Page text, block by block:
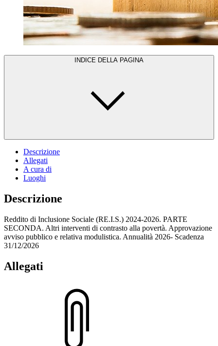
INDICE DELLA PAGINA
Descrizione
Allegati
A cura di
Luoghi
Descrizione
Reddito di Inclusione Sociale (RE.I.S.) 2024-2026. PARTE
SECONDA. Altri interventi di contrasto alla povertà. Approvazione
avviso pubblico e relativa modulistica. Annualità 2026- Scadenza
31/12/2026
Allegati